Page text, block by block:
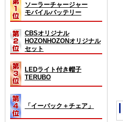
ソーラーチャージャー
モバイルバッテリー
CBSオリジナル
HOZONHOZONオリジナル
セット
LEDライト付き帽子
TERUBO
「イーバック＋チェア」